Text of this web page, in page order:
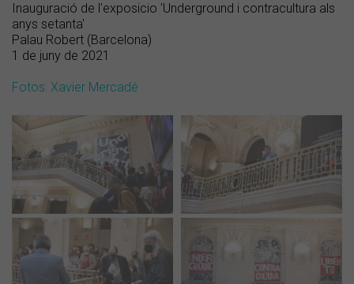
Inauguració de l'exposicio 'Underground i contracultura als
anys setanta'
Palau Robert (Barcelona)
1 de juny de 2021
Fotos: Xavier Mercadé